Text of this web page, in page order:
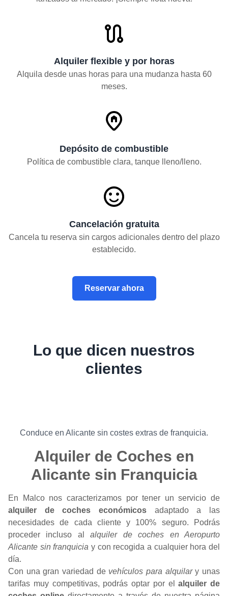
Alquiler flexible y por horas
Alquila desde unas horas para una mudanza hasta 60
meses.
Depósito de combustible
Política de combustible clara, tanque lleno/lleno.
Cancelación gratuita
Cancela tu reserva sin cargos adicionales dentro del plazo
establecido.
Reservar ahora
Lo que dicen nuestros
clientes
Conduce en Alicante sin costes extras de franquicia.
Alquiler de Coches en
Alicante sin Franquicia
En Malco nos caracterizamos por tener un servicio de
alquiler de coches económicos adaptado a las
necesidades de cada cliente y 100% seguro. Podrás
proceder incluso alalquiler de coches en Aeropurto
Alicante sin franquicia y con recogida a cualquier hora del
día.
Con una gran variedad de vehículos para alquilary unas
tarifas muy competitivas, podrás optar por elalquiler de